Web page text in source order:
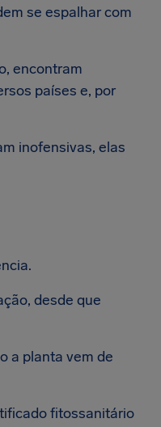
se espalhar com
encontram
países e, por
inofensivas, elas
desde que
a planta vem de
fitossanitário